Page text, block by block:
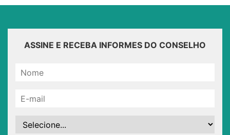
ASSINE E RECEBA INFORMES DO CONSELHO